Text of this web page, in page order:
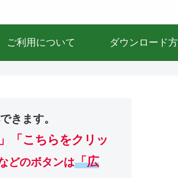
ご利用について ダウンロード
きます。
」「こちらをクリッ
どのボタンは「広